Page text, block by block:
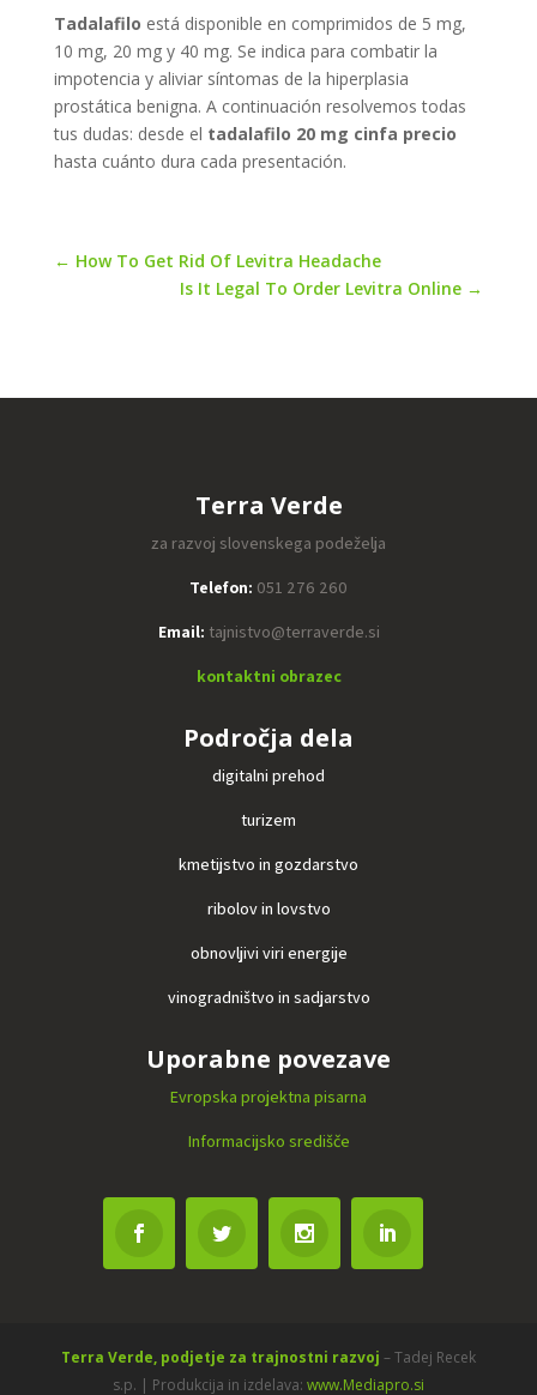
Tadalafilo está disponible en comprimidos de 5 mg,
10 mg, 20 mg y 40 mg. Se indica para combatir la
impotencia y aliviar síntomas de la hiperplasia
prostática benigna. A continuación resolvemos todas
tus dudas: desde el tadalafilo 20 mg cinfa precio
hasta cuánto dura cada presentación.
← How To Get Rid Of Levitra Headache
Is It Legal To Order Levitra Online →
Terra Verde
za razvoj slovenskega podeželja
Telefon: 051 276 260
Email: tajnistvo@terraverde.si
kontaktni obrazec
Področja dela
digitalni prehod
turizem
kmetijstvo in gozdarstvo
ribolov in lovstvo
obnovljivi viri energije
vinogradništvo in sadjarstvo
Uporabne povezave
Evropska projektna pisarna
Informacijsko središče
Terra Verde, podjetje za trajnostni razvoj – Tadej Recek
s.p. | Produkcija in izdelava: www.Mediapro.si